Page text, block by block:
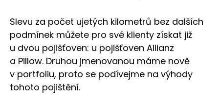
Slevu za počet ujetých kilometrů bez dalších
podmínek můžete pro své klienty získat již
u dvou pojišťoven: u pojišťoven Allianz
a Pillow. Druhou jmenovanou máme nově
v portfoliu, proto se podívejme na výhody
tohoto pojištění.